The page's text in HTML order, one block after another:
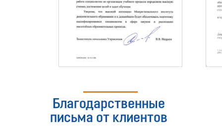
Благодарственные
письма от клиентов